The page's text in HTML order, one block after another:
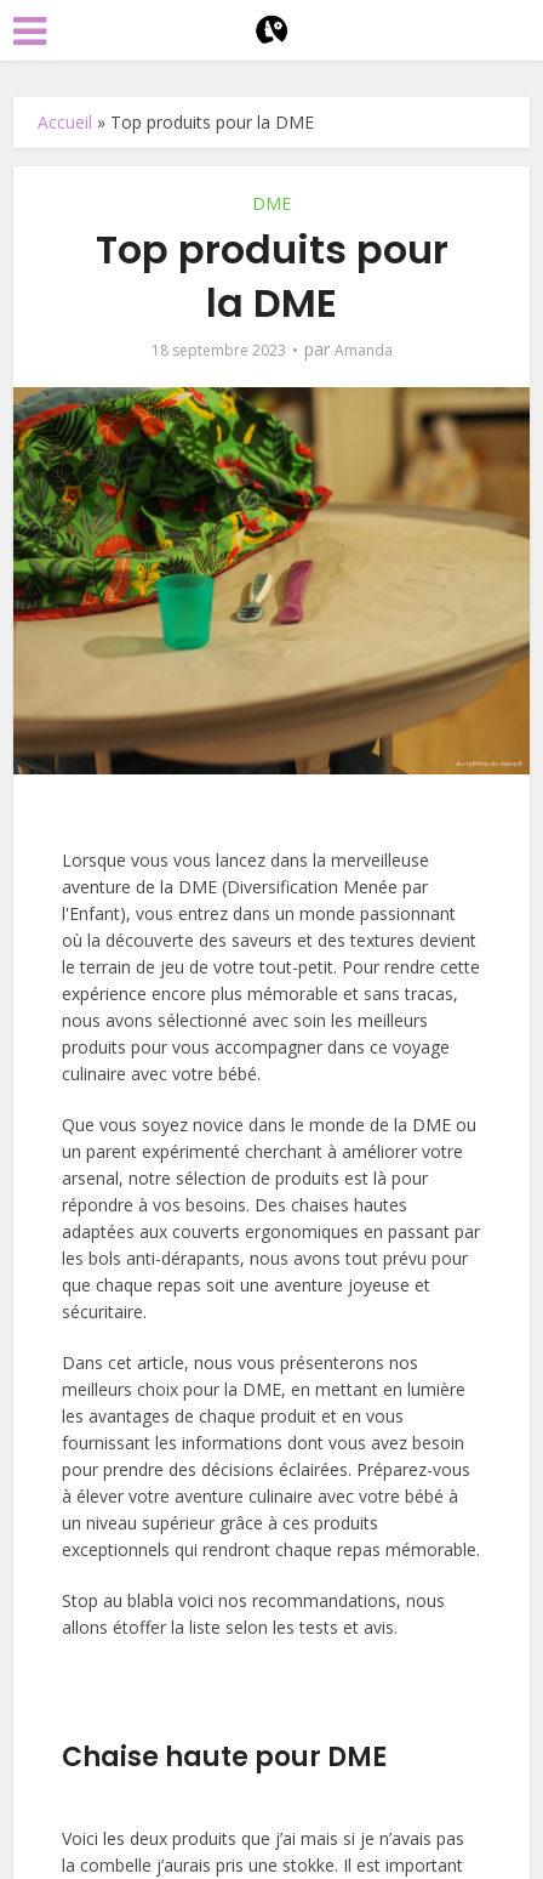
Accueil » Top produits pour la DME
DME
Top produits pour
la DME
18 septembre 2023 par Amanda
Lorsque vous vous lancez dans la merveilleuse
aventure de la DME (Diversification Menée par
l'Enfant), vous entrez dans un monde passionnant
où la découverte des saveurs et des textures devient
le terrain de jeu de votre tout-petit. Pour rendre cette
expérience encore plus mémorable et sans tracas,
nous avons sélectionné avec soin les meilleurs
produits pour vous accompagner dans ce voyage
culinaire avec votre bébé.
Que vous soyez novice dans le monde de la DME ou
un parent expérimenté cherchant à améliorer votre
arsenal, notre sélection de produits est là pour
répondre à vos besoins. Des chaises hautes
adaptées aux couverts ergonomiques en passant par
les bols anti-dérapants, nous avons tout prévu pour
que chaque repas soit une aventure joyeuse et
sécuritaire.
Dans cet article, nous vous présenterons nos
meilleurs choix pour la DME, en mettant en lumière
les avantages de chaque produit et en vous
fournissant les informations dont vous avez besoin
pour prendre des décisions éclairées. Préparez-vous
à élever votre aventure culinaire avec votre bébé à
un niveau supérieur grâce à ces produits
exceptionnels qui rendront chaque repas mémorable.
Stop au blabla voici nos recommandations, nous
allons étoffer la liste selon les tests et avis.
Chaise haute pour DME
Voici les deux produits que j’ai mais si je n’avais pas
la combelle j’aurais pris une stokke. Il est important